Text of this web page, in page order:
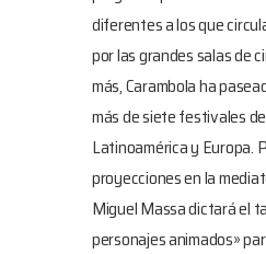
diferentes a los que
por las grandes salas de
más, Carambola ha
más de siete festivales
Latinoamérica y Europa.
proyecciones en la
Miguel Massa dictará el
personajes animados»